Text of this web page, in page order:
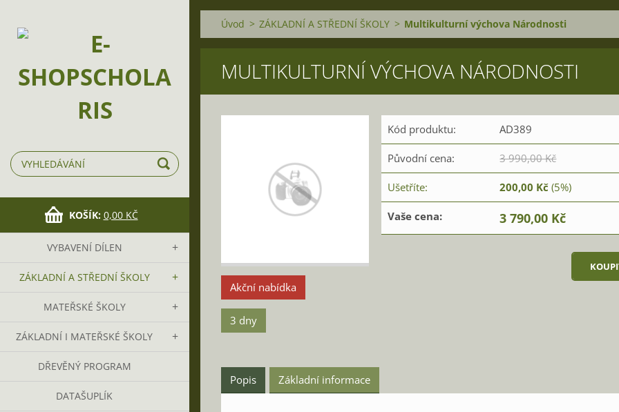
KOŠÍK: 0,00 KČ
VYBAVENÍ DÍLEN
ZÁKLADNÍ A STŘEDNÍ ŠKOLY
MATEŘSKÉ ŠKOLY
ZÁKLADNÍ I MATEŘSKÉ ŠKOLY
DŘEVĚNÝ PROGRAM
DATAŠUPLÍK
Úvod > ZÁKLADNÍ A STŘEDNÍ ŠKOLY > Multikulturní výchova Národnosti
MULTIKULTURNÍ VÝCHOVA NÁRODNOSTI
Akční nabídka
3 dny
Kód produktu: AD389
Původní cena: 3 990,00 Kč
Ušetříte: 200,00 Kč (5%)
Vaše cena: 3 790,00 Kč
Popis Základní informace